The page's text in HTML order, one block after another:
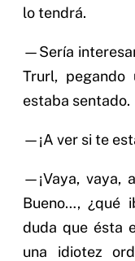
lo tendrá.
—Sería
Trurl,
estaba sentado.
—¡A ver si te
—¡Vaya, vaya,
Bueno…, ¿qué
duda que ésta
una idiotez